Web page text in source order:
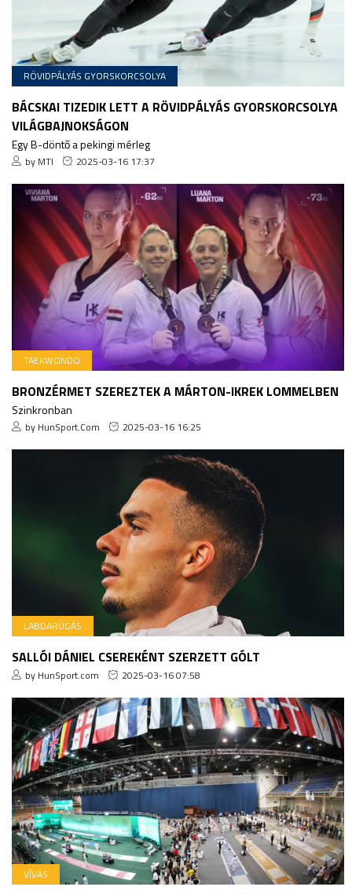
RÖVIDPÁLYÁS GYORSKORCSOLYA
BÁCSKAI TIZEDIK LETT A RÖVIDPÁLYÁS GYORSKORCSOLYA
VILÁGBAJNOKSÁGON
Egy B-döntő a pekingi mérleg
by MTI 2025-03-16 17:37
TAEKWONDO
BRONZÉRMET SZEREZTEK A MÁRTON-IKREK LOMMELBEN
Szinkronban
by HunSport.Com 2025-03-16 16:25
LABDARÚGÁS
SALLÓI DÁNIEL CSEREKÉNT SZERZETT GÓLT
by HunSport.com 2025-03-16 07:58
VÍVÁS